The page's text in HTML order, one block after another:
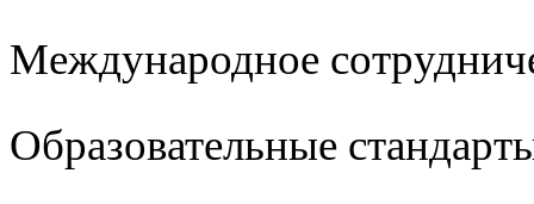
Международное
Образовательные